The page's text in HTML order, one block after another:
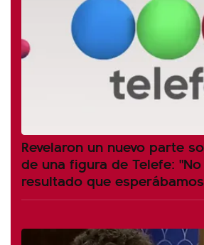
Revelaron un nuevo parte
de una figura de Telefe:
resultado que